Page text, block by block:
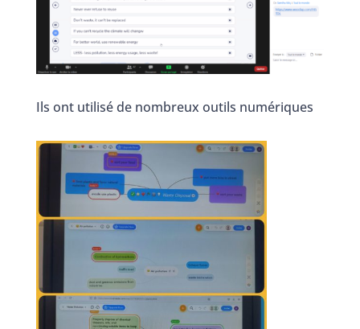
Ils ont utilisé de nombreux outils numériques